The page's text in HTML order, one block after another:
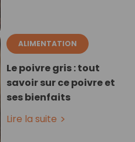
ALIMENTATION
Le poivre gris : tout
savoir sur ce poivre et
ses bienfaits
Lire la suite